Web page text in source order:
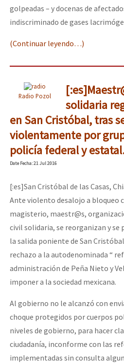
golpeadas – y docenas de
indiscriminado de gases
(Continuar leyendo…)
Radio Pozol
solidaria
en San Cristóbal, tras
violentamente por
policía federal y
DateFecha: 21 Jul 2016
[:es]San Cristóbal de las Casas,
Ante violento desalojo a bloqueo
magisterio, maestr@s,
civil solidaria, se reorganizan y se
la salida poniente de San
rechazo a la autodenominada “
administración de Peña Nieto y
imponer a la sociedad mexicana.
Al gobierno no le alcanzó con
choque protegidos por cuerpos
niveles de gobierno, para hacer
ciudadanía, inconforme con las
implementadas sin consulta